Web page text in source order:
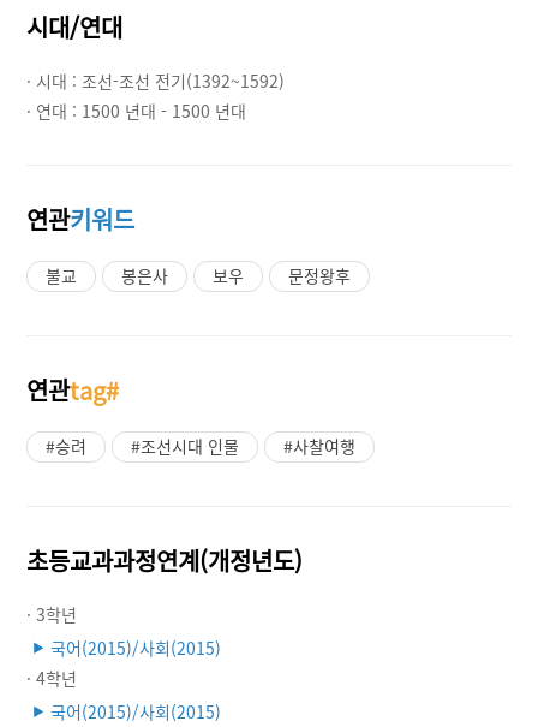
시대/연대
· 시대 : 조선-조선 전기(1392~1592)
· 연대 : 1500 년대 - 1500 년대
연관키워드
불교 봉은사 보우 문정왕후
연관tag#
#승려 #조선시대 인물 #사찰여행
초등교과과정연계(개정년도)
· 3학년
▶ 국어(2015)/사회(2015)
· 4학년
▶ 국어(2015)/사회(2015)